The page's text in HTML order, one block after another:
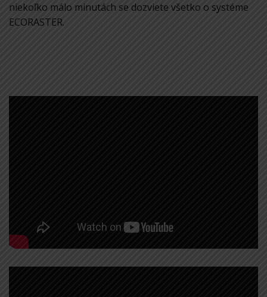
niekoľko málo minutách se dozviete všetko o systéme
ECORASTER.